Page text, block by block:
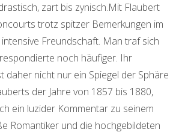
zart bis zynisch.Mit Flaubert
trotz spitzer Bemerkungen im
Freundschaft. Man traf sich
noch häufiger. Ihr
daher nicht nur ein Spiegel der Sphäre
der Jahre von 1857 bis 1880,
ein luzider Kommentar zu seinem
Romantiker und die hochgebildeten